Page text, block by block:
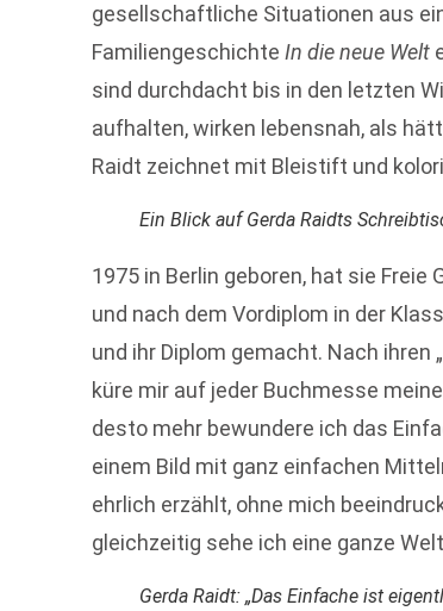
gesellschaftliche Situationen aus
Familiengeschichte In die neue Welt
sind durchdacht bis in den letzten
aufhalten, wirken lebensnah, als
Raidt zeichnet mit Bleistift und
Ein Blick auf Gerda Raidts
1975 in Berlin geboren, hat sie
und nach dem Vordiplom in der
und ihr Diplom gemacht. Nach ihren
küre mir auf jeder Buchmesse
desto mehr bewundere ich das
einem Bild mit ganz einfachen
ehrlich erzählt, ohne mich
gleichzeitig sehe ich eine ganze
Gerda Raidt: „Das Einfache ist